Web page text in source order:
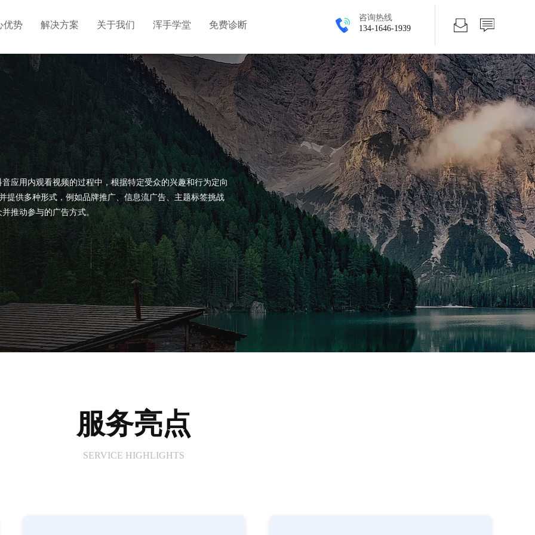
优势 解决方案 关于我们 浑手学堂 免费诊断
咨询热线
134-1646-1939
应用内观看视频的过程中，根据特定受众的兴趣和行为定向
提供多种形式，例如品牌推广、信息流广告、主题标签挑战
推动参与的广告方式。
服务亮点
SERVICE HIGHLIGHTS